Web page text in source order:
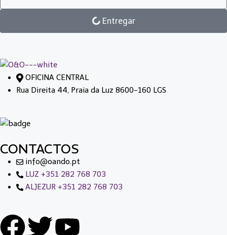
Entregar
OFICINA CENTRAL
Rua Direita 44, Praia da Luz 8600-160 LGS
CONTACTOS
info@oando.pt
LUZ +351 282 768 703
ALJEZUR +351 282 768 703